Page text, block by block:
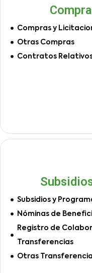
Compras y
Otras Compras
Contratos
Subsidios y
Nóminas de
Registro de
Transferencias
Otras